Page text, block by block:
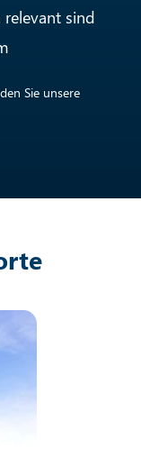
Marketing
sind
Sie unsere